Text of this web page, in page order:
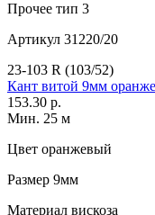
Прочее тип 3
Артикул 31220/20
23-103 R (103/52)
Кант витой 9мм
153.30 р.
Мин. 25 м
Цвет оранжевый
Размер 9мм
Материал вискоза